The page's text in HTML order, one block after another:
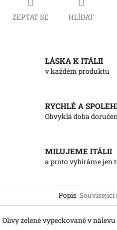
ZEPTAT SE HLÍDAT
LÁSKA K ITÁLII
v každém produktu
RYCHLÉ A
Obvyklá doba
MILUJEME ITÁLII
a proto vybíráme jen
Popis Související
Olivy zelené vypeckované v